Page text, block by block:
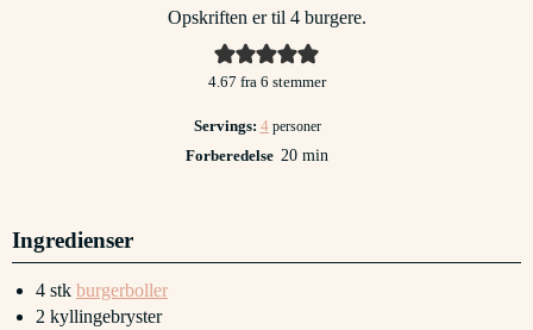
Opskriften er til 4 burgere.
4.67 fra 6 stemmer
Servings: 4 personer
Forberedelse 20minutter
min
Ingredienser
4 stk burgerboller
2 kyllingebryster